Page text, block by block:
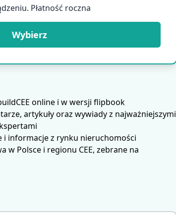
Płatność roczna
Wybierz
online i w wersji flipbook
artykuły oraz wywiady z najważniejszymi
i informacje z rynku nieruchomości
w Polsce i regionu CEE, zebrane na